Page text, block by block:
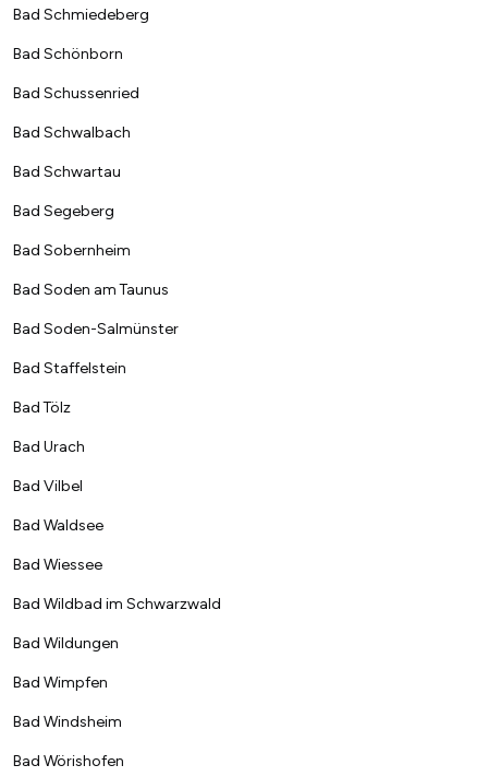
Bad Schmiedeberg
Bad Schönborn
Bad Schussenried
Bad Schwalbach
Bad Schwartau
Bad Segeberg
Bad Sobernheim
Bad Soden am Taunus
Bad Soden-Salmünster
Bad Staffelstein
Bad Tölz
Bad Urach
Bad Vilbel
Bad Waldsee
Bad Wiessee
Bad Wildbad im Schwarzwald
Bad Wildungen
Bad Wimpfen
Bad Windsheim
Bad Wörishofen